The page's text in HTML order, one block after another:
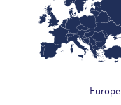
Europe